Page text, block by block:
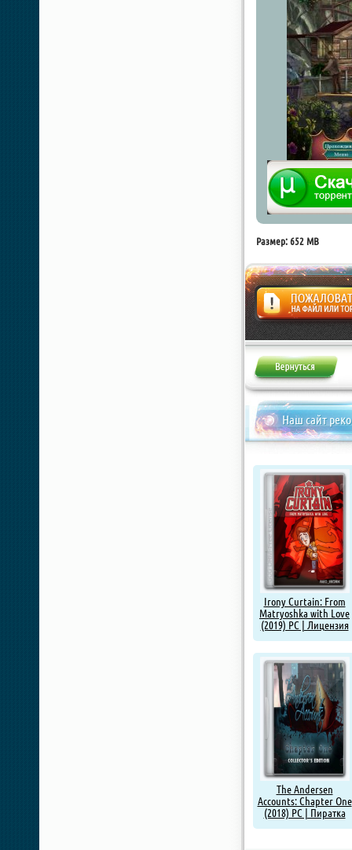
Размер: 652 MB
Жалоба
Наш сайт
Irony Curtain: From
Matryoshka with Love
(2019) PC | Лицензия
The Andersen
Accounts: Chapter One
(2018) PC | Пиратка